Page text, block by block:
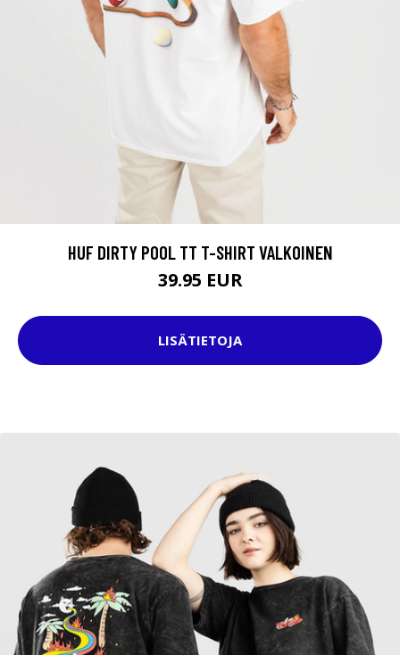
HUF DIRTY POOL TT T-SHIRT VALKOINEN
39.95 EUR
LISÄTIETOJA